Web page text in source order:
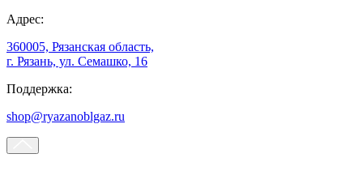
Адрес:
360005, Рязанская область,
г. Рязань, ул. Семашко, 16
Поддержка:
shop@ryazanoblgaz.ru